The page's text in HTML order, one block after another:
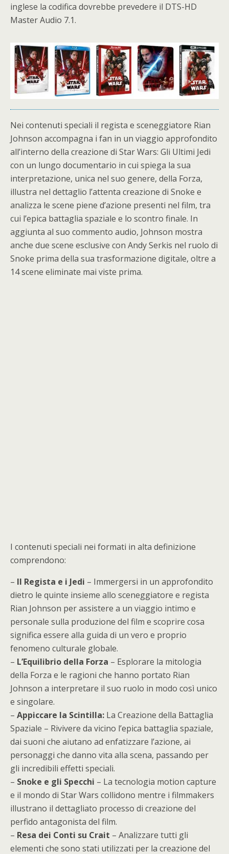
inglese la codifica dovrebbe prevedere il DTS-HD
Master Audio 7.1.
Nei contenuti speciali il regista e sceneggiatore Rian
Johnson accompagna i fan in un viaggio approfondito
all’interno della creazione di Star Wars: Gli Ultimi Jedi
con un lungo documentario in cui spiega la sua
interpretazione, unica nel suo genere, della Forza,
illustra nel dettaglio l’attenta creazione di Snoke e
analizza le scene piene d’azione presenti nel film, tra
cui l’epica battaglia spaziale e lo scontro finale. In
aggiunta al suo commento audio, Johnson mostra
anche due scene esclusive con Andy Serkis nel ruolo di
Snoke prima della sua trasformazione digitale, oltre a
14 scene eliminate mai viste prima.
I contenuti speciali nei formati in alta definizione
comprendono:
– Il Regista e i Jedi – Immergersi in un approfondito
dietro le quinte insieme allo sceneggiatore e regista
Rian Johnson per assistere a un viaggio intimo e
personale sulla produzione del film e scoprire cosa
significa essere alla guida di un vero e proprio
fenomeno culturale globale.
– L’Equilibrio della Forza – Esplorare la mitologia
della Forza e le ragioni che hanno portato Rian
Johnson a interpretare il suo ruolo in modo così unico
e singolare.
– Appiccare la Scintilla: La Creazione della Battaglia
Spaziale – Rivivere da vicino l’epica battaglia spaziale,
dai suoni che aiutano ad enfatizzare l’azione, ai
personaggi che danno vita alla scena, passando per
gli incredibili effetti speciali.
– Snoke e gli Specchi – La tecnologia motion capture
e il mondo di Star Wars collidono mentre i filmmakers
illustrano il dettagliato processo di creazione del
perfido antagonista del film.
– Resa dei Conti su Crait – Analizzare tutti gli
elementi che sono stati utilizzati per la creazione del